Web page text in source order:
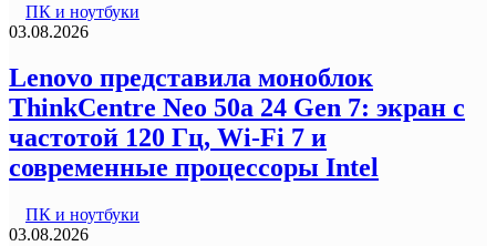
ПК и ноутбуки
03.08.2026
Lenovo представила моноблок
ThinkCentre Neo 50a 24 Gen 7: экран с
частотой 120 Гц, Wi-Fi 7 и
современные процессоры Intel
ПК и ноутбуки
03.08.2026